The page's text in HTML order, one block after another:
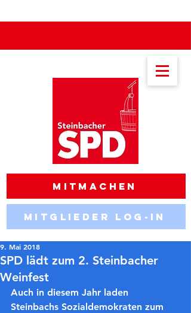
Mitglieder Log-in
Mitmachen
SPD lädt zum 2. Steinbacher
Weinfest
9. Mai 2018
Auch in diesem Jahr laden
Steinbachs Sozialdemokraten zum